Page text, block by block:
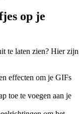
op je
te laten zien? Hier zijn
effecten om je GIFs
toe te voegen aan je